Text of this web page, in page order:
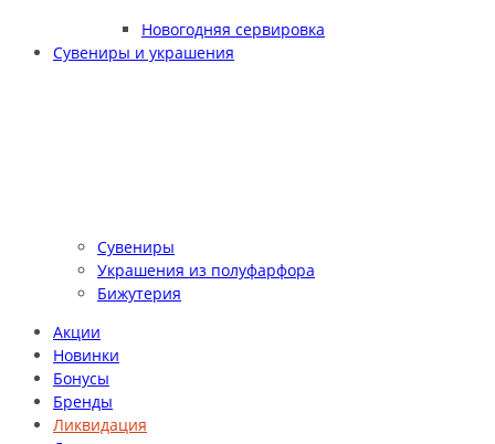
Новогодняя сервировка
Сувениры и украшения
Сувениры
Украшения из полуфарфора
Бижутерия
Акции
Новинки
Бонусы
Бренды
Ликвидация